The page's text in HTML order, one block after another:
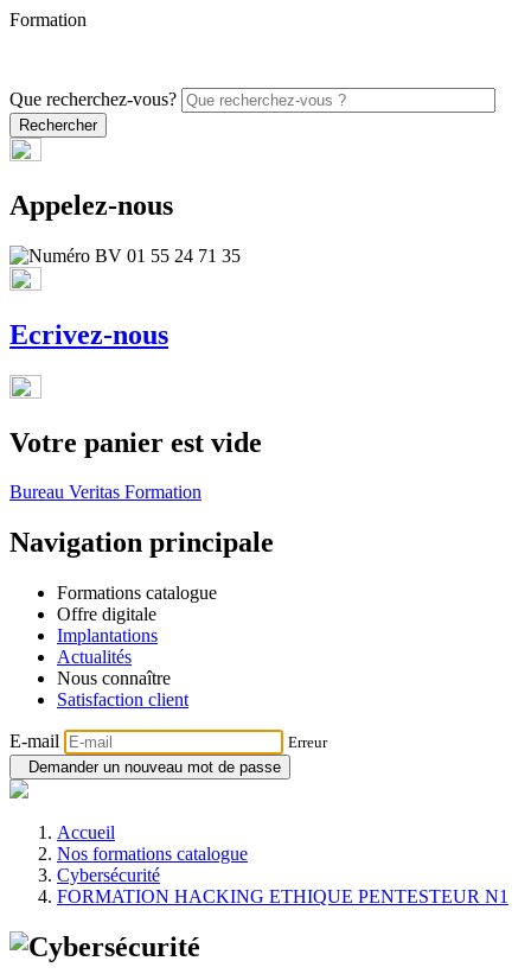
Formation
Que recherchez-vous?
Appelez-nous
Ecrivez-nous
Votre panier est vide
Bureau Veritas Formation
Navigation principale
Formations catalogue
Offre digitale
Implantations
Actualités
Nous connaître
Satisfaction client
E-mail
Erreur
Demander un nouveau mot de passe
Accueil
Nos formations catalogue
Cybersécurité
FORMATION HACKING ETHIQUE PENTESTEUR N1